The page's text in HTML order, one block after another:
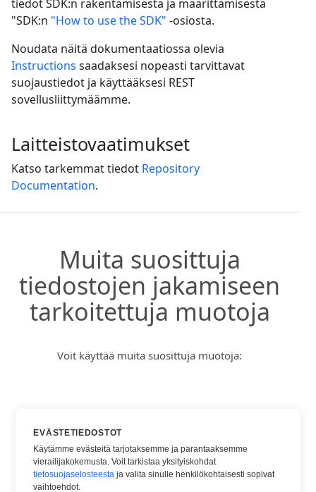
tiedot SDK:n rakentamisesta ja määrittämisestä
"SDK:n "How to use the SDK" -osiosta.
Noudata näitä dokumentaatiossa olevia
Instructions saadaksesi nopeasti tarvittavat
suojaustiedot ja käyttääksesi REST
sovellusliittymäämme.
Laitteistovaatimukset
Katso tarkemmat tiedot Repository
Documentation.
Muita suosittuja
tiedostojen jakamiseen
tarkoitettuja muotoja
Voit käyttää muita suosittuja muotoja:
DOCX
HTML
PDF
EVÄSTETIEDOSTOT
Käytämme evästeitä tarjotaksemme ja parantaaksemme
vierailijakokemusta. Voit tarkistaa yksityiskohdat
tietosuojaselosteesta ja valita sinulle henkilökohtaisesti sopivat
vaihtoehdot.